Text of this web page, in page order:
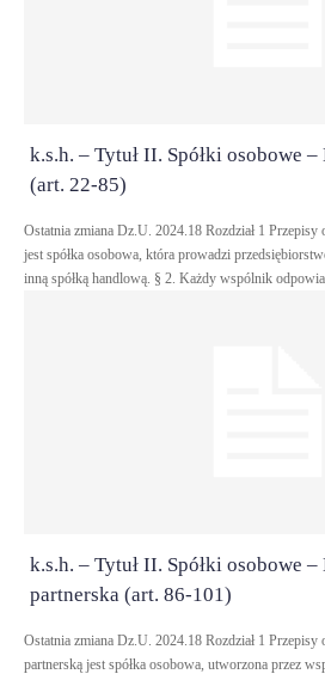
k.s.h. – Tytuł II. Spółki osobowe –
(art. 22-85)
Ostatnia zmiana Dz.U. 2024.18 Rozdział 1 Przepisy ogólne Art. 22. § 1. Spółką jawną
jest spółka osobowa, która prowadzi
inną spółką handlową. § 2. Każdy wspólnik
k.s.h. – Tytuł II. Spółki osobowe –
partnerska (art. 86-101)
Ostatnia zmiana Dz.U. 2024.18 Rozdział 1 Przepisy ogólne Art. 86. § 1. Spółką
partnerską jest spółka osobowa, utworzona przez